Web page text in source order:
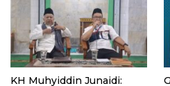
KH Muhyiddin Junaidi: